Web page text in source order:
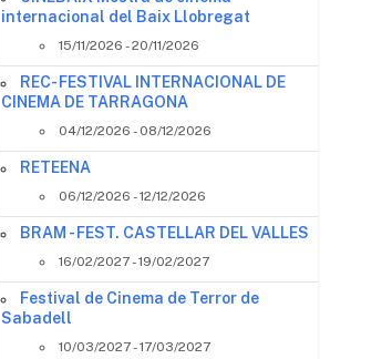
internacional del Baix Llobregat
15/11/2026 - 20/11/2026
REC- FESTIVAL INTERNACIONAL DE
CINEMA DE TARRAGONA
04/12/2026 - 08/12/2026
RETEENA
06/12/2026 - 12/12/2026
BRAM - FEST. CASTELLAR DEL VALLES
16/02/2027 - 19/02/2027
Festival de Cinema de Terror de
Sabadell
10/03/2027 - 17/03/2027